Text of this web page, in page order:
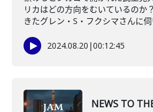
リカはどの方向をむいているのか
きたグレン・S・フクシマさんに伺
2024.08.20 |00:12:45
NEWS TO